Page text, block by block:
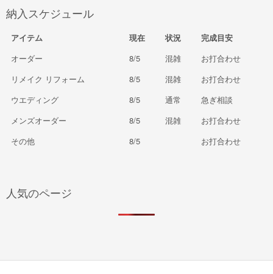
納入スケジュール
アイテム 現在 状況
完成目安
オーダー
8/5 混雑
お打合わせ
リメイク リフォーム
8/5 混雑
お打合わせ
ウエディング
8/5 通常
急ぎ相談
メンズオーダー
8/5 混雑
お打合わせ
その他
8/5 お打合わせ
人気のページ